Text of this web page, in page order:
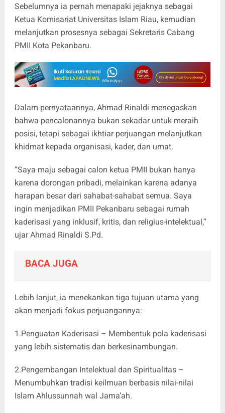
Sebelumnya ia pernah menapaki jejaknya sebagai
Ketua Komisariat Universitas Islam Riau, kemudian
melanjutkan prosesnya sebagai Sekretaris Cabang
PMII Kota Pekanbaru.
Dalam pernyataannya, Ahmad Rinaldi menegaskan
bahwa pencalonannya bukan sekadar untuk meraih
posisi, tetapi sebagai ikhtiar perjuangan melanjutkan
khidmat kepada organisasi, kader, dan umat.
“Saya maju sebagai calon ketua PMII bukan hanya
karena dorongan pribadi, melainkan karena adanya
harapan besar dari sahabat-sahabat semua. Saya
ingin menjadikan PMII Pekanbaru sebagai rumah
kaderisasi yang inklusif, kritis, dan religius-intelektual,”
ujar Ahmad Rinaldi S.Pd.
BACA JUGA
Lebih lanjut, ia menekankan tiga tujuan utama yang
akan menjadi fokus perjuangannya:
1.Penguatan Kaderisasi – Membentuk pola kaderisasi
yang lebih sistematis dan berkesinambungan.
2.Pengembangan Intelektual dan Spiritualitas –
Menumbuhkan tradisi keilmuan berbasis nilai-nilai
Islam Ahlussunnah wal Jama’ah.